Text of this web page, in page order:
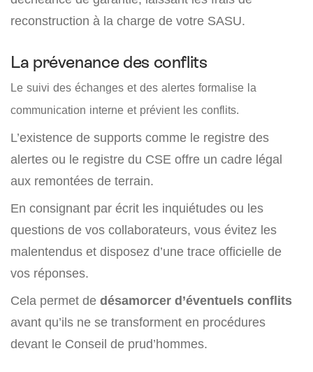
reconstruction à la charge de votre SASU.
La prévenance des conflits
Le suivi des échanges et des alertes formalise la
communication interne et prévient les conflits.
L’existence de supports comme le registre des
alertes ou le registre du CSE offre un cadre légal
aux remontées de terrain.
En consignant par écrit les inquiétudes ou les
questions de vos collaborateurs, vous évitez les
malentendus et disposez d’une trace officielle de
vos réponses.
Cela permet de désamorcer d’éventuels conflits
avant qu’ils ne se transforment en procédures
devant le Conseil de prud’hommes.